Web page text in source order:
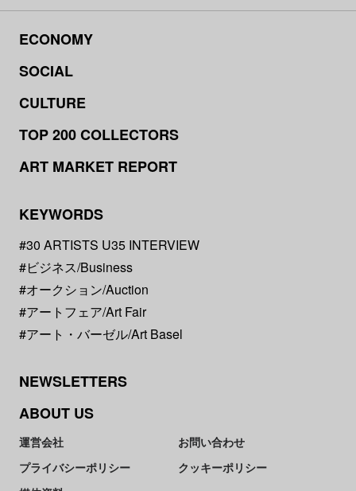
ECONOMY
SOCIAL
CULTURE
TOP 200 COLLECTORS
ART MARKET REPORT
KEYWORDS
#30 ARTISTS U35 INTERVIEW
#ビジネス/Business
#オークション/Auction
#アートフェア/Art Fair
#アート・バーゼル/Art Basel
NEWSLETTERS
ABOUT US
運営会社
お問い合わせ
プライバシーポリシー
クッキーポリシー